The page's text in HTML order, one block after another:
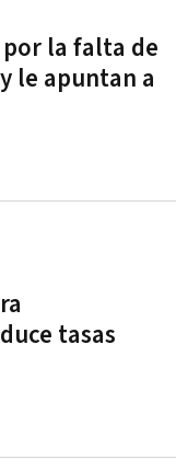
la falta de
le apuntan a
tasas